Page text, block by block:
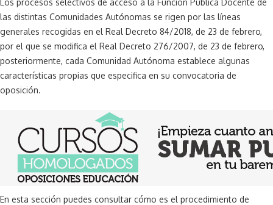
las distintas Comunidades Autónomas se rigen por las líneas
generales recogidas en el Real Decreto 84/2018, de 23 de febrero,
por el que se modifica el Real Decreto 276/2007, de 23 de febrero,
posteriormente, cada Comunidad Autónoma establece algunas
características propias que especifica en su convocatoria de
oposición.
En esta sección puedes consultar cómo es el procedimiento de